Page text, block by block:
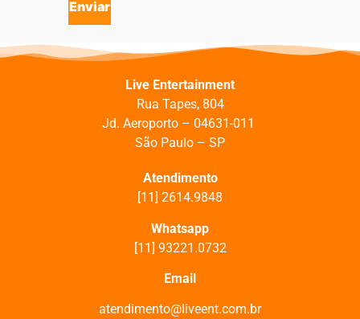
Live Entertainment
Rua Tapes, 804
Jd. Aeroporto – 04631-011
São Paulo – SP
Atendimento
[11] 2614.9848
Whatsapp
[11] 93221.0732
Email
atendimento@liveent.com.br